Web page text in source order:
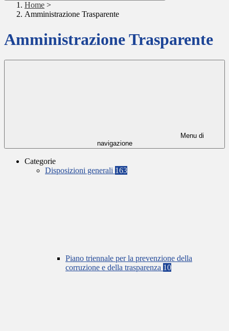
Home >
Amministrazione Trasparente
Amministrazione Trasparente
Menu di
navigazione
Categorie
Disposizioni generali 163
Piano triennale per la prevenzione della
corruzione e della trasparenza 10